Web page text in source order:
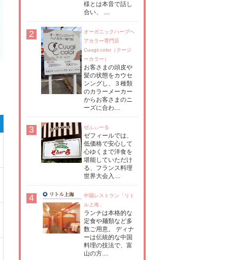
様とは本音で話し
合い、 ....
2
オーガニックハーブヘ
アカラー専門店
Cuugii color（クージ
ーカラー）
お客さまの頭皮や
髪の状態をカウセ
ンングし、３種類
のカラーメーカー
からお客さまのニ
ーズに合わ....
3 ぜふぃーる
ゼフィールでは、
低価格で安心して
心ゆくまで洋食を
堪能していただけ
る、フランス料理
世界大会入....
4
中国レストラン「リト
ル上海」
ランチは本格的な
定食や麺類など多
数ご用意。 ディナ
ーは伝統的な中国
料理の技法で、富
山の方....